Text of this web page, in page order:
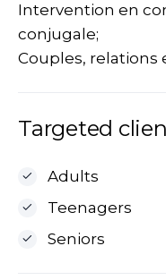
Intervention en
conjugale;
Couples, relations
Targeted
Adults
Teenagers
Seniors